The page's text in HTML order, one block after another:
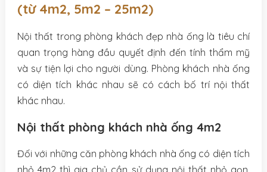
(từ 4m2, 5m2 – 25m2)
Nội thất trong phòng khách đẹp nhà ống là tiêu chí
quan trọng hàng đầu quyết định đến tính thẩm mỹ
và sự tiện lợi cho người dùng. Phòng khách nhà ống
có diện tích khác nhau sẽ có cách bố trí nội thất
khác nhau.
Nội thất phòng khách nhà ống 4m2
Đối với những căn phòng khách nhà ống có diện tích